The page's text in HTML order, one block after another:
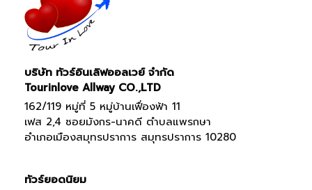
บริษัท ทัวร์อินเลิฟออลเวย์ จำกัด
Tourinlove Allway CO.,LTD
162/119 หมู่ที่ 5 หมู่บ้านเฟื่องฟ้า 11
เฟส 2,4 ซอยมังกร-นาคดี ตำบลแพรกษา
อำเภอเมืองสมุทรปราการ สมุทรปราการ 10280
ทัวร์ยอดนิยม